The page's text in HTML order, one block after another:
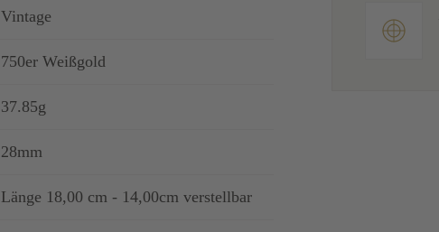
Vintage
750er Weißgold
37.85g
28mm
Länge 18,00 cm - 14,00cm verstellbar